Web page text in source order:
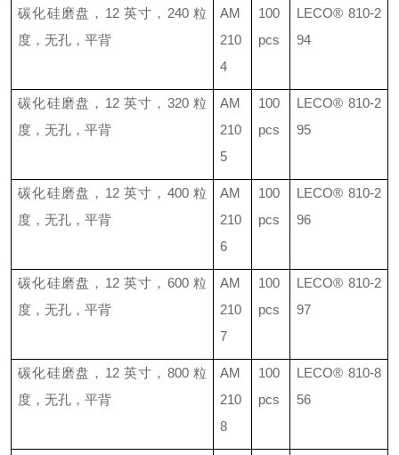
碳化硅磨盘， 12 英寸， 240粒
度，无孔，平背
AM
210
4
100
pcs
LECO® 810-2
94
碳化硅磨盘， 12 英寸， 320粒
度，无孔，平背
AM
210
5
100
pcs
LECO® 810-2
95
碳化硅磨盘， 12 英寸， 400粒
度，无孔，平背
AM
210
6
100
pcs
LECO® 810-2
96
碳化硅磨盘， 12 英寸， 600粒
度，无孔，平背
AM
210
7
100
pcs
LECO® 810-2
97
碳化硅磨盘， 12 英寸， 800粒
度，无孔，平背
AM
210
8
100
pcs
LECO® 810-8
56